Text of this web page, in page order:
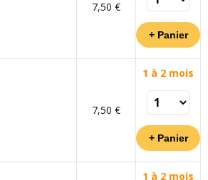
7,50 €
7,50 €
1 à 2 mois
1 à 2 mois